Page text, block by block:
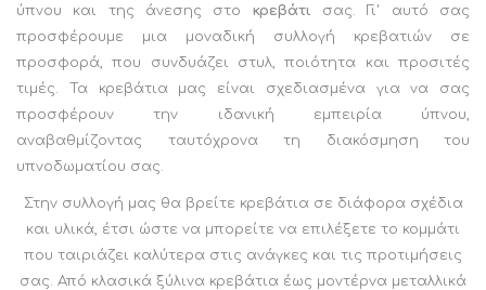
ύπνου και της άνεσης στο κρεβάτι σας. Γι' αυτό σας
προσφέρουμε μια μοναδική συλλογή κρεβατιών σε
προσφορά, που συνδυάζει στυλ, ποιότητα και προσιτές
τιμές. Τα κρεβάτια μας είναι σχεδιασμένα για να σας
προσφέρουν την ιδανική εμπειρία ύπνου,
αναβαθμίζοντας ταυτόχρονα τη διακόσμηση του
υπνοδωματίου σας.
Στην συλλογή μας θα βρείτε κρεβάτια σε διάφορα σχέδια
και υλικά, έτσι ώστε να μπορείτε να επιλέξετε το κομμάτι
που ταιριάζει καλύτερα στις ανάγκες και τις προτιμήσεις
σας. Από κλασικά ξύλινα κρεβάτια έως μοντέρνα μεταλλικά